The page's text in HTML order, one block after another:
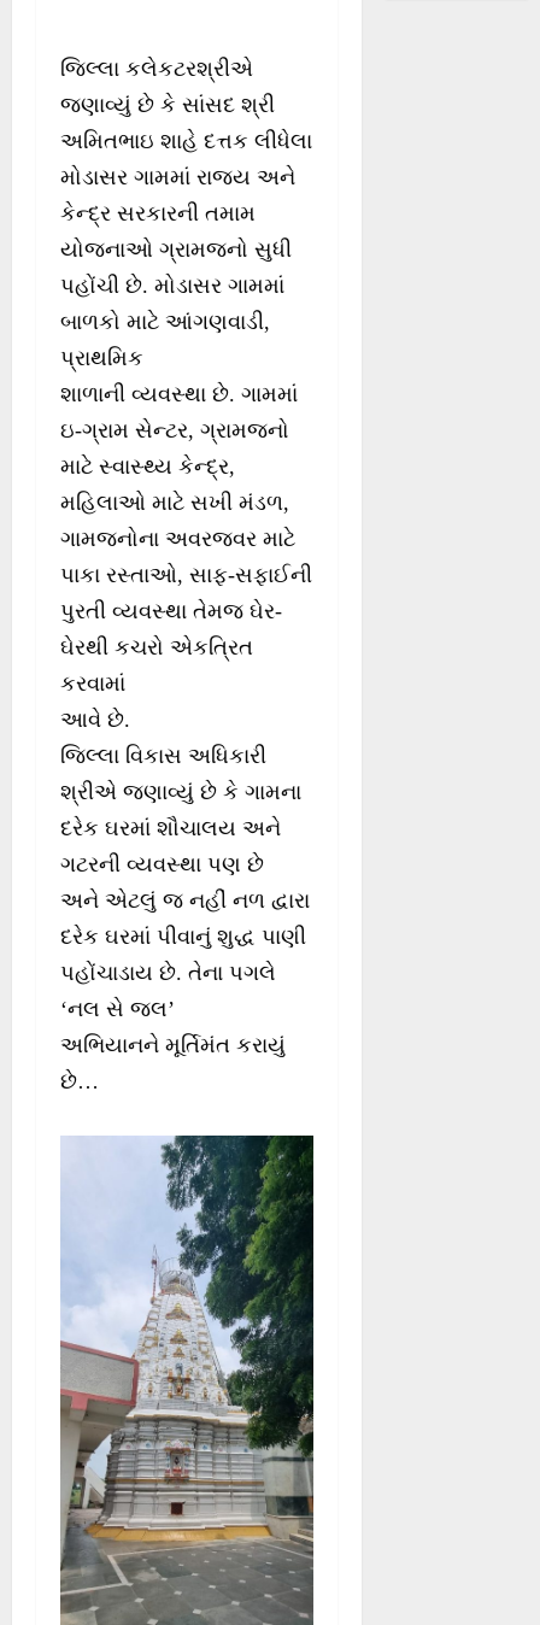
જિલ્લા કલેકટરશ્રીએ
જણાવ્યું છે કે સાંસદ શ્રી
અમિતભાઇ શાહે દત્તક લીધેલા
મોડાસર ગામમાં રાજ્ય અને
કેન્દ્ર સરકારની તમામ
યોજનાઓ ગ્રામજનો સુધી
પહોંચી છે. મોડાસર ગામમાં
બાળકો માટે આંગણવાડી,
પ્રાથમિક
શાળાની વ્યવસ્થા છે. ગામમાં
ઇ-ગ્રામ સેન્ટર, ગ્રામજનો
માટે સ્વાસ્થ્ય કેન્દ્ર,
મહિલાઓ માટે સખી મંડળ,
ગામજનોના અવરજવર માટે
પાકા રસ્તાઓ, સાફ-સફાઈની
પુરતી વ્યવસ્થા તેમજ ઘેર-
ઘેરથી કચરો એકત્રિત
કરવામાં
આવે છે.
જિલ્લા વિકાસ અધિકારી
શ્રીએ જણાવ્યું છે કે ગામના
દરેક ઘરમાં શૌચાલય અને
ગટરની વ્યવસ્થા પણ છે
અને એટલું જ નહીં નળ દ્વારા
દરેક ઘરમાં પીવાનું શુદ્ધ પાણી
પહોંચાડાય છે. તેના પગલે
‘નલ સે જલ’
અભિયાનને મૂર્તિમંત કરાયું
છે…